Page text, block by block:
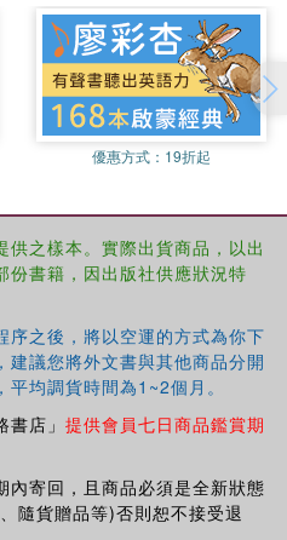
優惠方式： 19折起
之樣本。實際出貨商品，以出
份書籍，因出版社供應狀況特
序之後，將以空運的方式為你下
議您將外文書與其他商品分開
均調貨時間為1~2個月。
店」 提供會員七日商品鑑賞期
內寄回，且商品必須是全新狀態
隨貨贈品等)否則恕不接受退